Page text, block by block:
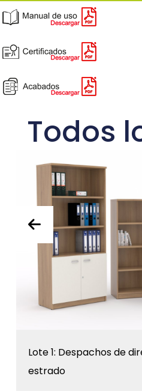
Todos
Lote 1: Despachos de
estrado